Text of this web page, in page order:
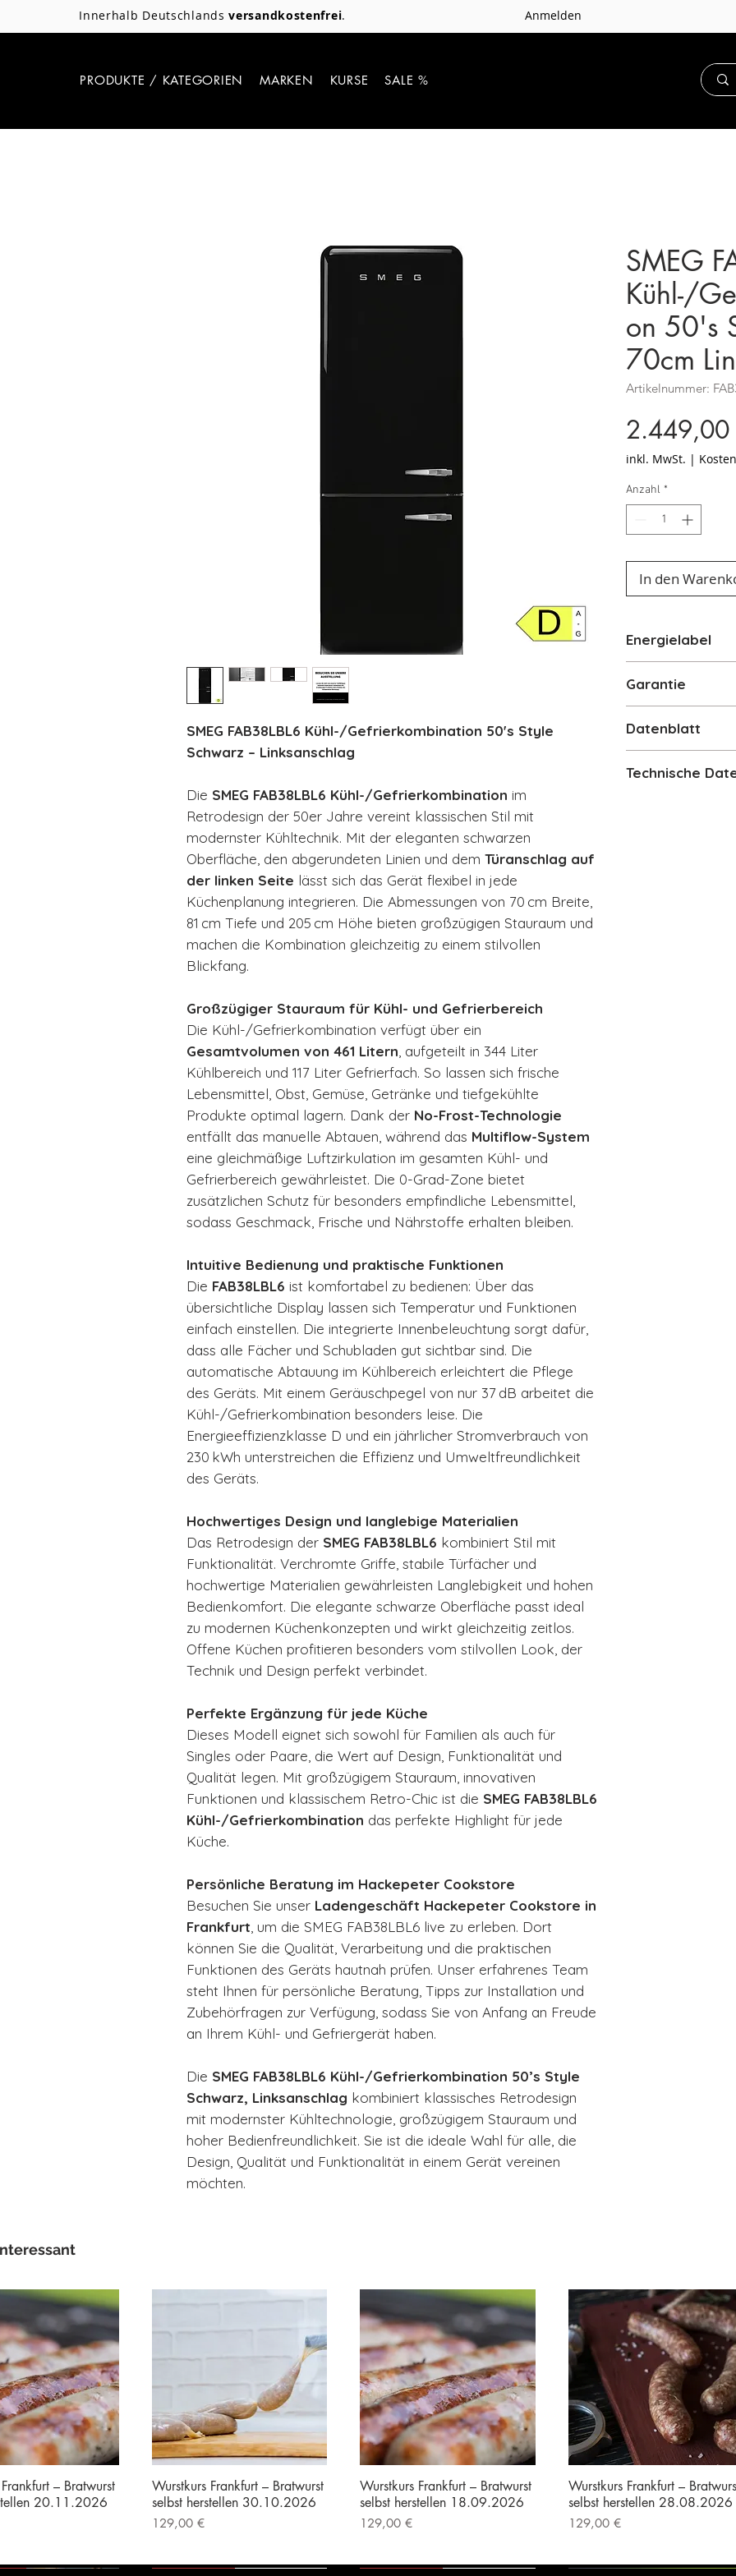
Innerhalb Deutschlandsversandkostenfrei. Anmelden
PRODUKTE / KATEGORIEN MARKEN KURSE SALE %
SMEG FAB38LBL6 Kühl-/Gefrierkombination 50's Style
Schwarz – Linksanschlag
Die SMEG FAB38LBL6 Kühl-/Gefrierkombination im
Retrodesign der 50er Jahre vereint klassischen Stil mit
modernster Kühltechnik. Mit der eleganten schwarzen
Oberfläche, den abgerundeten Linien und dem Türanschlag auf
der linken Seite lässt sich das Gerät flexibel in jede
Küchenplanung integrieren. Die Abmessungen von 70 cm Breite,
81 cm Tiefe und 205 cm Höhe bieten großzügigen Stauraum und
machen die Kombination gleichzeitig zu einem stilvollen
Blickfang.
Großzügiger Stauraum für Kühl- und Gefrierbereich
Die Kühl-/Gefrierkombination verfügt über ein
Gesamtvolumen von 461 Litern , aufgeteilt in 344 Liter
Kühlbereich und 117 Liter Gefrierfach. So lassen sich frische
Lebensmittel, Obst, Gemüse, Getränke und tiefgekühlte
Produkte optimal lagern. Dank der No-Frost-Technologie
entfällt das manuelle Abtauen, während das Multiflow-System
eine gleichmäßige Luftzirkulation im gesamten Kühl- und
Gefrierbereich gewährleistet. Die 0-Grad-Zone bietet
zusätzlichen Schutz für besonders empfindliche Lebensmittel,
sodass Geschmack, Frische und Nährstoffe erhalten bleiben.
Intuitive Bedienung und praktische Funktionen
Die FAB38LBL6 ist komfortabel zu bedienen: Über das
übersichtliche Display lassen sich Temperatur und Funktionen
einfach einstellen. Die integrierte Innenbeleuchtung sorgt dafür,
dass alle Fächer und Schubladen gut sichtbar sind. Die
automatische Abtauung im Kühlbereich erleichtert die Pflege
des Geräts. Mit einem Geräuschpegel von nur 37 dB arbeitet die
Kühl-/Gefrierkombination besonders leise. Die
Energieeffizienzklasse D und ein jährlicher Stromverbrauch von
230 kWh unterstreichen die Effizienz und Umweltfreundlichkeit
des Geräts.
Hochwertiges Design und langlebige Materialien
Das Retrodesign der SMEG FAB38LBL6 kombiniert Stil mit
Funktionalität. Verchromte Griffe, stabile Türfächer und
hochwertige Materialien gewährleisten Langlebigkeit und hohen
Bedienkomfort. Die elegante schwarze Oberfläche passt ideal
zu modernen Küchenkonzepten und wirkt gleichzeitig zeitlos.
Offene Küchen profitieren besonders vom stilvollen Look, der
Technik und Design perfekt verbindet.
Perfekte Ergänzung für jede Küche
Dieses Modell eignet sich sowohl für Familien als auch für
Singles oder Paare, die Wert auf Design, Funktionalität und
Qualität legen. Mit großzügigem Stauraum, innovativen
Funktionen und klassischem Retro-Chic ist die SMEG FAB38LBL6
Kühl-/Gefrierkombination das perfekte Highlight für jede
Küche.
Persönliche Beratung im Hackepeter Cookstore
Besuchen Sie unser Ladengeschäft Hackepeter Cookstore in
Frankfurt , um die SMEG FAB38LBL6 live zu erleben. Dort
können Sie die Qualität, Verarbeitung und die praktischen
Funktionen des Geräts hautnah prüfen. Unser erfahrenes Team
steht Ihnen für persönliche Beratung, Tipps zur Installation und
Zubehörfragen zur Verfügung, sodass Sie von Anfang an Freude
an Ihrem Kühl- und Gefriergerät haben.
Die SMEG FAB38LBL6 Kühl-/Gefrierkombination 50’s Style
Schwarz, Linksanschlag kombiniert klassisches Retrodesign
mit modernster Kühltechnologie, großzügigem Stauraum und
hoher Bedienfreundlichkeit. Sie ist die ideale Wahl für alle, die
Design, Qualität und Funktionalität in einem Gerät vereinen
möchten.
SMEG
Kühl-/
on 50's
70cm
Artikelnummer:
2.449,00
inkl. MwSt. |
Anzahl *
In den
Energielabel
Garantie
Datenblatt
Technische
– Bratwurst
20.11.2026
Wurstkurs Frankfurt – Bratwurst
selbst herstellen 30.10.2026
Preis
129,00 €
Wurstkurs Frankfurt – Bratwurst
selbst herstellen 18.09.2026
Preis
129,00 €
Wurstkurs Frankfurt –
selbst herstellen 28.08.2026
Preis
129,00 €